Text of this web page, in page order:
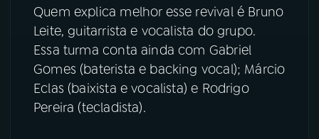
ACOMPANHE A RÁDIO NACIONAL
YouTube Facebook
Instagram X
Quem explica melhor esse revival é Bruno
Leite, guitarrista e vocalista do grupo.
Essa turma conta ainda com Gabriel
Gomes (baterista e backing vocal); Márcio
Eclas (baixista e vocalista) e Rodrigo
Pereira (tecladista).